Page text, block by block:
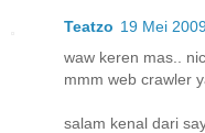
Teatzo 19 Mei
waw keren mas..
mmm web crawler
salam kenal dari